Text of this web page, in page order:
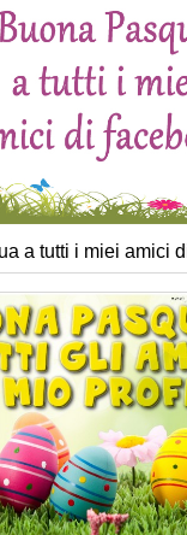
a tutti i miei amici